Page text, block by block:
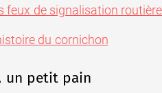
feux de signalisation
du cornichon
un petit pain